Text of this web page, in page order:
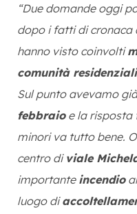
“Due domande oggi
dopo i fatti di cronaca
hanno visto coinvolti
comunità residenziali
Sul punto avevamo
febbraioe la risposta
minori va tutto bene.
centro di viale
importante incendio
luogo di